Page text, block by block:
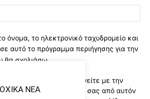
όνομα, το ηλεκτρονικό ταχυδρομείο και
αυτό το πρόγραμμα περιήγησης για την
θα σχολιάσω.
αυτό το έντυπο συμφωνείτε με την
χειρισμό των δεδομένων σας από αυτόν
NEA